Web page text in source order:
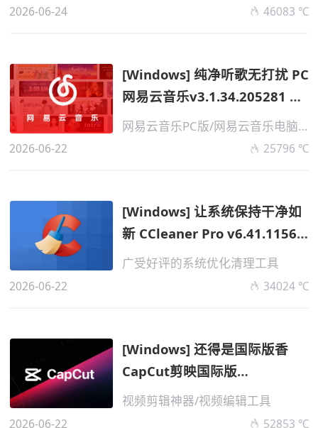
2026-06-24 46083 ℃
[Windows] 纯净听歌无打扰 PC
网易云音乐v3.1.34.205281 精
简便携...
网易云音乐PC版/网易云音乐电脑版
2026-06-22 25796 ℃
[Windows] 让系统保持干净如
新 CCleaner Pro v6.41.11566
专业便...
广受好评的系统优化清理工具
2026-06-22 34024 ℃
[Windows] 还得是国际版香
CapCut剪映国际版
v8.8.0.3774
视频剪辑神器/视频编辑工具
2026-06-22 52853 ℃